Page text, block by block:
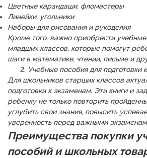
Цветные карандаши, фломастеры
Линейки, угольники
Наборы для рисования и рукоделия
Кроме того, важно приобрести
младших классов, которые помогут
шаги в математике, чтении, письме и
Учебные пособия для подготовки
Для школьников старших классов
подготовки к экзаменам. Эти книги и
ребенку не только повторить
углубить свои знания, повысить
уверенность перед важными
Преимущества покупки
пособий и школьных